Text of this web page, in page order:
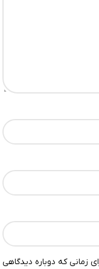
زمانی که دوباره دیدگاهی